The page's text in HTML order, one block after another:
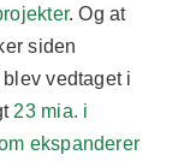
. Og at
siden
vedtaget i
23 mia. i
ekspanderer